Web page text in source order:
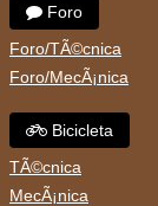
Foro
Foro/TÃ©cnica
Foro/MecÃ¡nica
Bicicleta
TÃ©cnica
MecÃ¡nica